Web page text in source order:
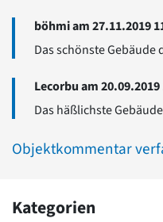
böhmi am 27.11.2019
Das schönste Gebäude
Lecorbu am
Das häßlichste
Objektkommentar
Kategorien